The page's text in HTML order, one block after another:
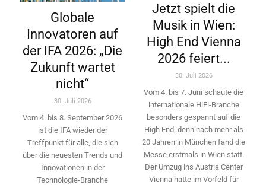
Globale
Innovatoren auf
der IFA 2026: „Die
Zukunft wartet
nicht“
30. Juli 2026
Vom 4. bis 8. September 2026
ist die IFA wieder der
Treffpunkt für alle, die sich
über die neuesten Trends und
Innovationen in der
Technologie-­Branche
Jetzt spielt die
Musik in Wien:
High End Vienna
2026 feiert...
30. Juli 2026
Vom 4. bis 7. Juni schaute die
internationale HiFi-Branche
besonders gespannt auf die
High End, denn nach mehr als
20 Jahren in München fand die
Messe erstmals in Wien statt.
Der Umzug ins Austria Center
Vienna hatte im Vorfeld für